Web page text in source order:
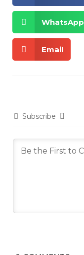
WhatsApp
Email
Subscribe